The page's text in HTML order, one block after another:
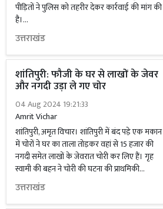
पीड़ितों ने पुलिस को तहरीर देकर कार्रवाई की मांग की
है।...
उत्तराखंड
शांतिपुरी: फौजी के घर से लाखों के जेवर
और नगदी उड़ा ले गए चोर
04 Aug 2024 19:21:33
Amrit Vichar
शांतिपुरी, अमृत विचार। शांतिपुरी में बंद पड़े एक मकान
में चोरों ने घर का ताला तोड़कर वहां से 15 हजार की
नगदी समेत लाखों के जेवरात चोरी कर लिए हैं। गृह
स्वामी की बहन ने चोरी की घटना की प्राथमिकी...
उत्तराखंड